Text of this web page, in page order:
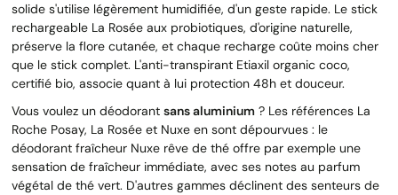
solide s'utilise légèrement humidifiée, d'un geste rapide. Le stick
rechargeable La Rosée aux probiotiques, d'origine naturelle,
préserve la flore cutanée, et chaque recharge coûte moins cher
que le stick complet. L'anti-transpirant Etiaxil organic coco,
certifié bio, associe quant à lui protection 48h et douceur.
Vous voulez un déodorant sans aluminium ? Les références La
Roche Posay, La Rosée et Nuxe en sont dépourvues : le
déodorant fraîcheur Nuxe rêve de thé offre par exemple une
sensation de fraîcheur immédiate, avec ses notes au parfum
végétal de thé vert. D'autres gammes déclinent des senteurs de